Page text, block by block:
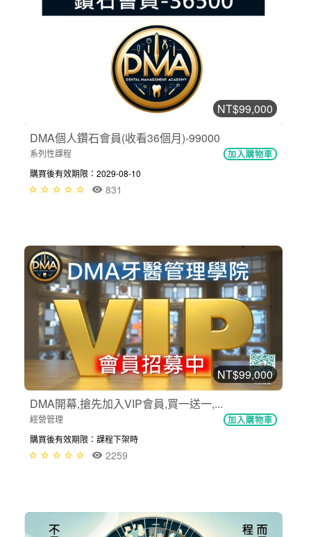
NT$99,000
DMA個人鑽石會員(收看36個月)-99000
系列性課程 加入購物車
購買後有效期限：2029-08-10
831
NT$99,000
DMA開幕,搶先加入VIP會員,買一送一,...
經營管理 加入購物車
購買後有效期限：課程下架時
2259